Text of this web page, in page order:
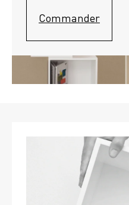
Commander